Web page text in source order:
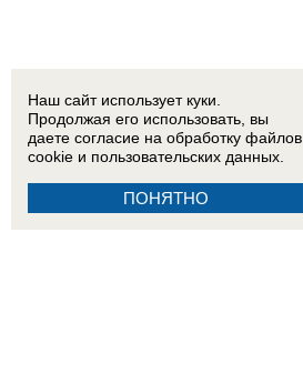
Наш сайт использует куки.
Продолжая его использовать, вы
даете согласие на обработку файлов
cookie и пользовательских данных.
ПОНЯТНО